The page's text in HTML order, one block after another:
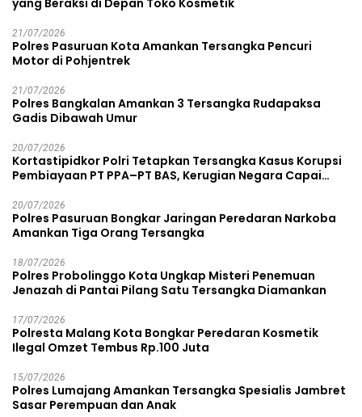
yang Beraksi di Depan Toko Kosmetik
21/07/2026
Polres Pasuruan Kota Amankan Tersangka Pencuri
Motor di Pohjentrek
21/07/2026
Polres Bangkalan Amankan 3 Tersangka Rudapaksa
Gadis Dibawah Umur
20/07/2026
Kortastipidkor Polri Tetapkan Tersangka Kasus Korupsi
Pembiayaan PT PPA–PT BAS, Kerugian Negara Capai
20/07/2026
Polres Pasuruan Bongkar Jaringan Peredaran Narkoba
Amankan Tiga Orang Tersangka
18/07/2026
Polres Probolinggo Kota Ungkap Misteri Penemuan
Jenazah di Pantai Pilang Satu Tersangka Diamankan
17/07/2026
Polresta Malang Kota Bongkar Peredaran Kosmetik
Ilegal Omzet Tembus Rp.100 Juta
15/07/2026
Polres Lumajang Amankan Tersangka Spesialis Jambret
Sasar Perempuan dan Anak